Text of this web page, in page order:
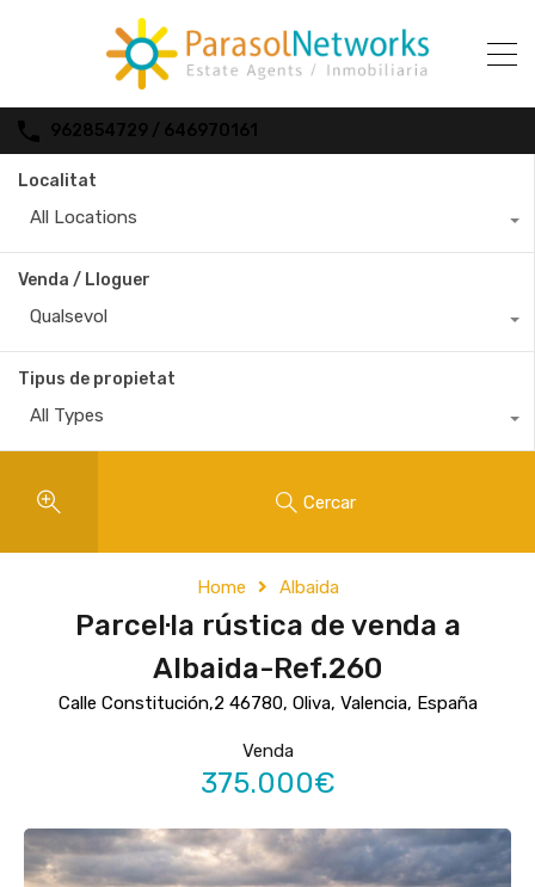
962854729 / 646970161
Localitat
All Locations
Venda / Lloguer
Qualsevol
Tipus de propietat
All Types
Cercar
Home Albaida
Parcel·la rústica de venda a
Albaida-Ref.260
Calle Constitución,2 46780, Oliva, Valencia, España
Venda
375.000€